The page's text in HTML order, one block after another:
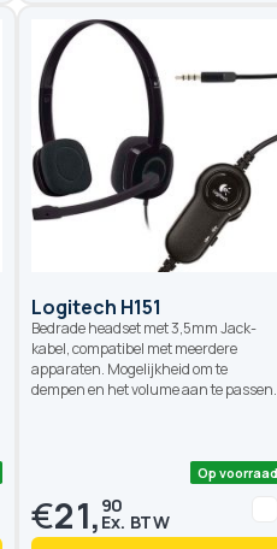
Op voorraad
Logitech H151
Bedrade headset met 3,5mm Jack-
kabel, compatibel met meerdere
apparaten. Mogelijkheid om te
dempen en het volume aan te passen.
€21, 90